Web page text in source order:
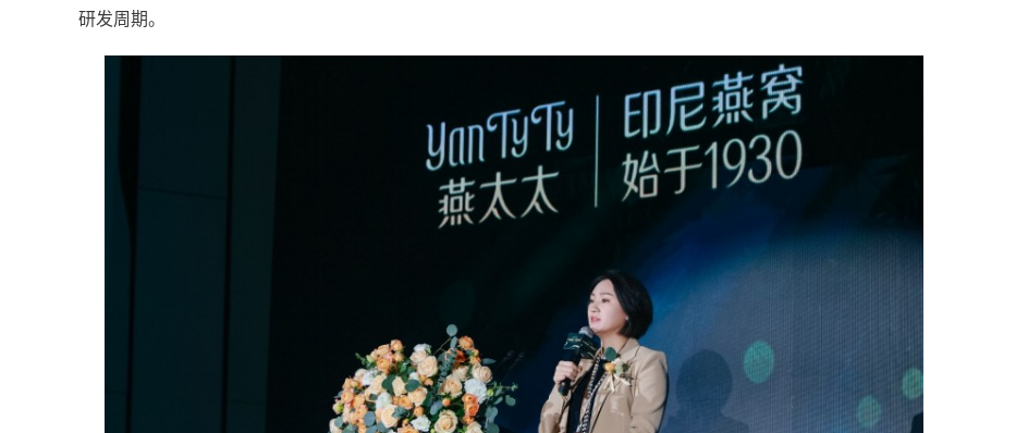
研发周期。